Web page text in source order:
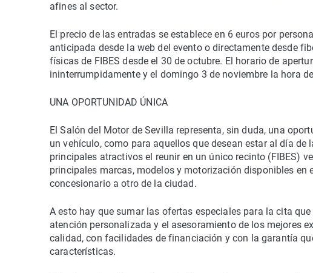
afines al sector.
El precio de las entradas se establece en 6 euros por
anticipada desde la web del evento o directamente desde
físicas de FIBES desde el 30 de octubre. El horario de
ininterrumpidamente y el domingo 3 de noviembre la hora
UNA OPORTUNIDAD ÚNICA
El Salón del Motor de Sevilla representa, sin duda, una
un vehículo, como para aquellos que desean estar al día
principales atractivos el reunir en un único recinto (FIBES)
principales marcas, modelos y motorización disponibles en
concesionario a otro de la ciudad.
A esto hay que sumar las ofertas especiales para la cita
atención personalizada y el asesoramiento de los mejores
calidad, con facilidades de financiación y con la garantía
características.